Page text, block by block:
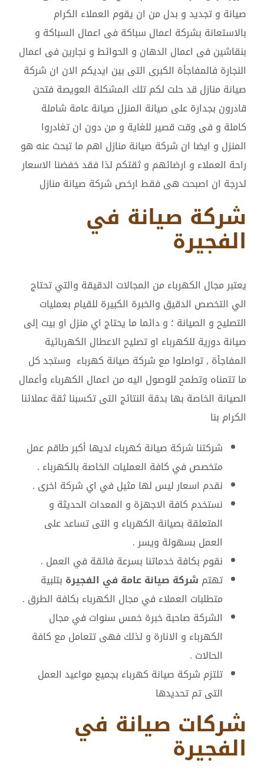
صيانة و تجديد و بدل من ان يقوم العملاء الكرام
بالاستعانة بشركة اعمال سباكة فى اعمال السباكة و
بنقاشين فى اعمال الدهان و الحوائط و نجارين فى اعمال
النجارة فالمفاجأة الكبرى التى بين ايديكم الان ان شركة
صيانة منازل قد حلت لكم تلك المشكلة العويصة فتحن
قادرون بجدارة على صيانة المنزل صيانة عامة شاملة
كاملة و فى وقت قصير للغاية و من دون ان تغادروا
المنزل و ايضا ان شركة صيانة منازل اهم ما تبحث عنه هو
راحة العملاء و ارضائهم و ثقتكم لذا فقد خفضنا الاسعار
لدرجة ان اصبحت هى فقط ارخص شركة صيانة منازل
شركة صيانة في
الفجيرة
يعتبر مجال الكهرباء من المجالات الدقيقة والتي تحتاج
الي التخصص الدقيق والخبرة الكبيرة للقيام بعمليات
التصليح و الصيانة ؛ و دائما ما يحتاج اي منزل او بيت إلى
صيانة دورية للكهرباء او تصليح الاعطال الكهربائية
المفاجأة , تواصلوا مع شركة صيانة كهرباء وستجد كل
ما تتمناه وتطمح للوصول اليه من اعمال الكهرباء وأعمال
الصيانة الخاصة بها بدقة النتائج التى تكسبنا ثقة عملائنا
الكرام بنا
شركتنا شركة صيانة كهرباء لديها أكبر طاقم عمل
متخصص في كافة العمليات الخاصة بالكهرباء .
نقدم اسعار ليس لها مثيل في اي شركة اخرى .
نستخدم كافة الاجهزة و المعدات الحديثة و
المتعلقة بصيانة الكهرباء و التى تساعد على
العمل بسهولة ويسر .
نقوم بكافة خدماتنا بسرعة فائقة في العمل .
تهتم شركة صيانة عامة في الفجيرة بتلبية
متطلبات العملاء في مجال الكهرباء بكافة الطرق .
الشركة صاحبة خبرة خمس سنوات في مجال
الكهرباء و الانارة و لذلك فهى تتعامل مع كافة
الحالات .
تلتزم شركة صيانة كهرباء بجميع مواعيد العمل
التى تم تحديدها
شركات صيانة في
الفجيرة